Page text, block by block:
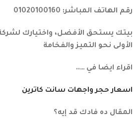
رقم الهاتف المباشر: 01020100160
بيتك يستحق الأفضل، واختيارك
الأولى نحو التميز والفخامة
اقراء ايضا في …..
اسعار حجر واجهات سانت كاترين
المقال ده فادك قد إيه؟